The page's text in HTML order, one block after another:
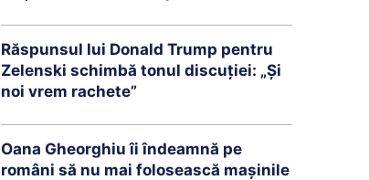
Răspunsul lui Donald Trump pentru
Zelenski schimbă tonul discuției: „Și
noi vrem rachete”
Oana Gheorghiu îi îndeamnă pe
români să nu mai folosească mașinile